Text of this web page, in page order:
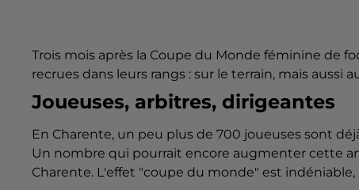
Trois mois après la Coupe du Monde féminine de
recrues dans leurs rangs : sur le terrain, mais aussi
Joueuses, arbitres, dirigeantes
En Charente, un peu plus de 700 joueuses sont
Un nombre qui pourrait encore augmenter cette
Charente. L'effet "coupe du monde" est